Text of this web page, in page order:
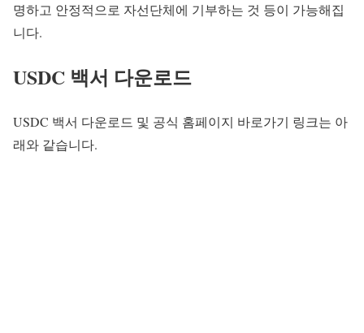
명하고 안정적으로 자선단체에 기부하는 것 등이 가능해집
니다.
USDC 백서 다운로드
USDC 백서 다운로드 및 공식 홈페이지 바로가기 링크는 아
래와 같습니다.